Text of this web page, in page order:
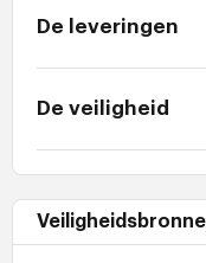
De leveringen
De veiligheid